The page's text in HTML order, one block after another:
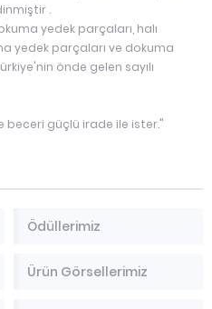
.
yedek parçaları, halı
yedek parçaları ve dokuma
önde gelen sayılı
beceri güçlü irade ile ister."
Ödüllerimiz
Ürün Görsellerimiz